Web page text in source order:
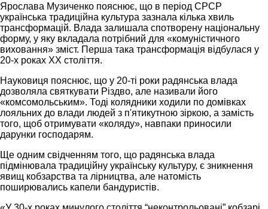
Ярослава Музиченко пояснює, що в період СРСР
українська традиційна культура зазнала кілька хвиль
трансформацій. Влада залишала спотворену національну
форму, у яку вкладала потрібний для «комуністичного
виховання» зміст. Перша така трансформація відбулася у
20-х роках ХХ століття.
Науковиця пояснює, що у 20-ті роки радянська влада
дозволяла святкувати Різдво, але називали його
«комсомольським». Тоді колядники ходили по домівках
лояльних до влади людей з п'ятикутною зіркою, а замість
того, щоб отримувати «коляду», навпаки приносили
дарунки господарям.
Ще одним свідченням того, що радянська влада
підмінювала традиційну українську культуру, є зникнення
явищ кобзарства та лірництва, але натомість
поширювались капели бандуристів.